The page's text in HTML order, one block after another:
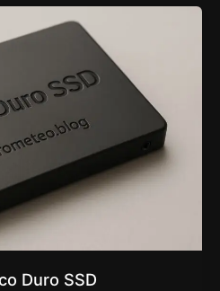
Duro SSD